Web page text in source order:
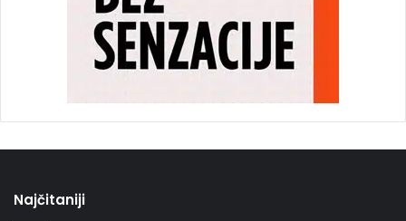
Najčitaniji